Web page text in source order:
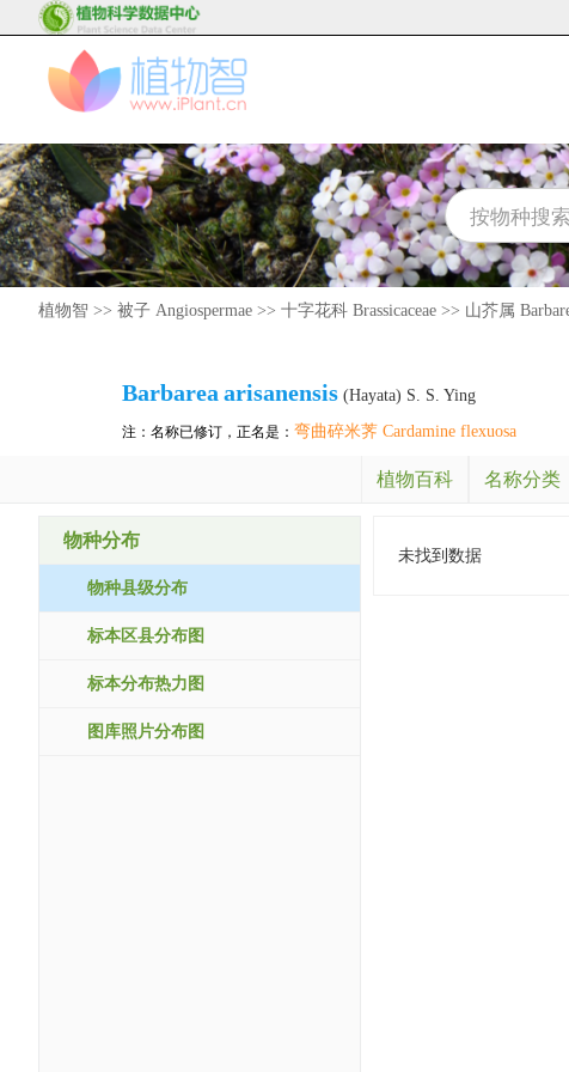
植物智 >> 被子 Angiospermae >> 十字花科 Brassicaceae >> 山芥属
Barbarea arisanensis (Hayata) S. S. Ying
注：名称已修订，正名是： 弯曲碎米荠 Cardamine flexuosa
植物百科 名称分类
物种分布
物种县级分布
标本区县分布图
标本分布热力图
图库照片分布图
未找到数据